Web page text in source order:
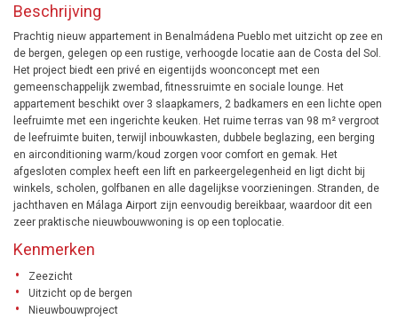
Beschrijving
Prachtig nieuw appartement in Benalmádena Pueblo met uitzicht op zee en
de bergen, gelegen op een rustige, verhoogde locatie aan de Costa del Sol.
Het project biedt een privé en eigentijds woonconcept met een
gemeenschappelijk zwembad, fitnessruimte en sociale lounge. Het
appartement beschikt over 3 slaapkamers, 2 badkamers en een lichte open
leefruimte met een ingerichte keuken. Het ruime terras van 98 m² vergroot
de leefruimte buiten, terwijl inbouwkasten, dubbele beglazing, een berging
en airconditioning warm/koud zorgen voor comfort en gemak. Het
afgesloten complex heeft een lift en parkeergelegenheid en ligt dicht bij
winkels, scholen, golfbanen en alle dagelijkse voorzieningen. Stranden, de
jachthaven en Málaga Airport zijn eenvoudig bereikbaar, waardoor dit een
zeer praktische nieuwbouwwoning is op een toplocatie.
Kenmerken
Zeezicht
Uitzicht op de bergen
Nieuwbouwproject